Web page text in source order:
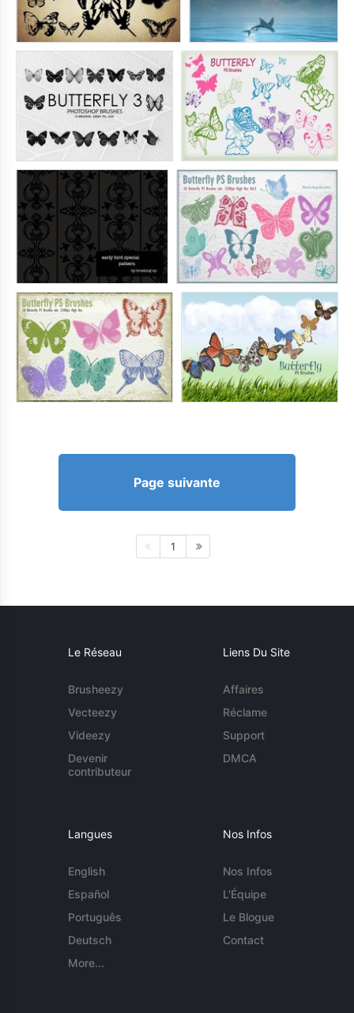
Page suivante
1
Le Réseau
Brusheezy
Vecteezy
Videezy
Devenir
contributeur
Liens Du Site
Affaires
Réclame
Support
DMCA
Langues
English
Español
Português
Deutsch
More...
Nos Infos
Nos Infos
L'Équipe
Le Blogue
Contact